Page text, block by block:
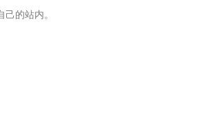
的站内。